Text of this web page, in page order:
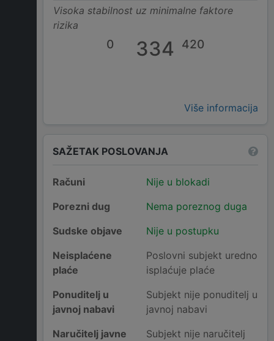
Visoka stabilnost uz minimalne faktore
rizika
0 334 420
Više informacija
SAŽETAK POSLOVANJA
Računi
Nije u blokadi
Porezni dug
Nema poreznog duga
Sudske objave
Nije u postupku
Neisplaćene
plaće
Poslovni subjekt uredno
isplaćuje plaće
Ponuditelj u
javnoj nabavi
Subjekt nije ponuditelj u
javnoj nabavi
Naručitelj javne
Subjekt nije naručitelj